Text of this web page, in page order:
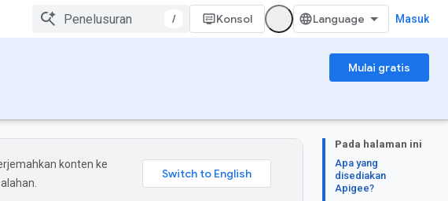
/ Konsol Masuk
Mulai gratis
Pada halaman ini
Apa yang
disediakan
Apigee?
konten ke